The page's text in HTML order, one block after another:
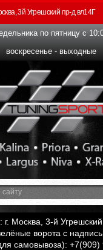
3й Угрешский пр-д вл14Г
по пятницу с
воскресенье - выходные
Москва, 3-й Угрешский
ворота с
самовывоза): +7(909)